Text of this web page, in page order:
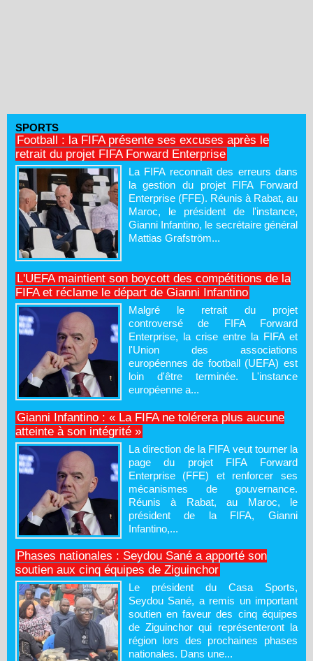
SPORTS
Football : la FIFA présente ses excuses après le
retrait du projet FIFA Forward Enterprise
La FIFA reconnaît des erreurs dans
la gestion du projet FIFA Forward
Enterprise (FFE). Réunis à Rabat, au
Maroc, le président de l'instance,
Gianni Infantino, le secrétaire général
Mattias Grafström...
L'UEFA maintient son boycott des compétitions de la
FIFA et réclame le départ de Gianni Infantino
Malgré le retrait du projet
controversé de FIFA Forward
Enterprise, la crise entre la FIFA et
l'Union des associations
européennes de football (UEFA) est
loin d'être terminée. L'instance
européenne a...
Gianni Infantino : « La FIFA ne tolérera plus aucune
atteinte à son intégrité »
La direction de la FIFA veut tourner la
page du projet FIFA Forward
Enterprise (FFE) et renforcer ses
mécanismes de gouvernance.
Réunis à Rabat, au Maroc, le
président de la FIFA, Gianni
Infantino,...
Phases nationales : Seydou Sané a apporté son
soutien aux cinq équipes de Ziguinchor
Le président du Casa Sports,
Seydou Sané, a remis un important
soutien en faveur des cinq équipes
de Ziguinchor qui représenteront la
région lors des prochaines phases
nationales. Dans une...